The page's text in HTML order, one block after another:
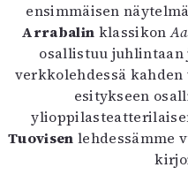
ensimmäisen
Arrabalin klassikon
osallistuu
verkkolehdessä kahden
esitykseen
Tuovisen lehdessämme